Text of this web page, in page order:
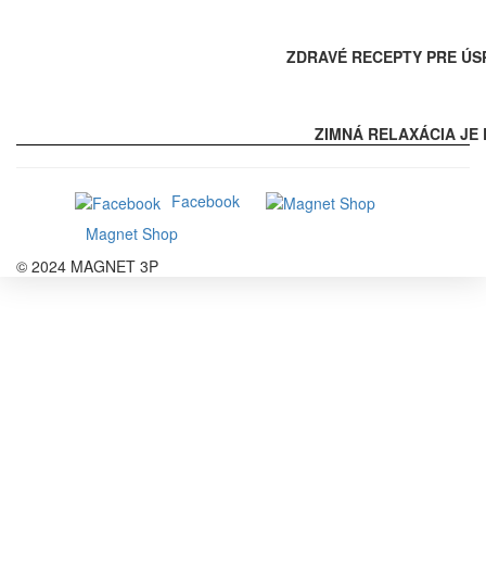
ZDRAVÉ RECEPTY PRE
ZIMNÁ RELAXÁCIA JE
Facebook
Magnet Shop
© 2024 MAGNET 3P